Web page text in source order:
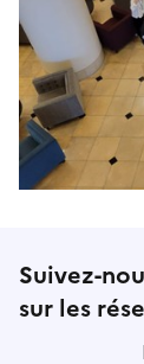
Suivez-
sur les